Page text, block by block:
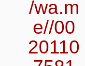
/wa.m
e//00
20110